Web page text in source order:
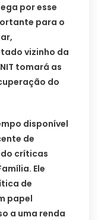
por esse
para o
vizinho da
tomará as
do
disponível
de
críticas
Ele
de
papel
a uma renda